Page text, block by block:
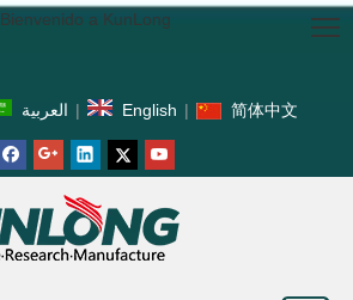
Bienvenido a KunLong
العربية | English | 简体中文